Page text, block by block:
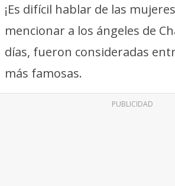
¡Es difícil hablar de las
mencionar a los ángeles de
días, fueron consideradas
más famosas.
PUBLICIDAD